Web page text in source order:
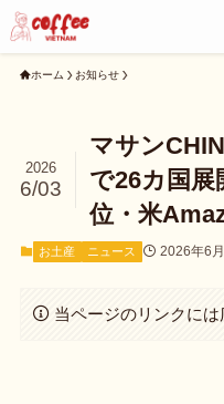
ホーム お知らせ
マサン
で26カ国
位・米
2026
6/03
お土産 ニュース 2026年6
当ページのリンクには